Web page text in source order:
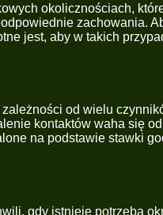
okolicznościach,
zachowania.
jest, aby w takich
od wielu
kontaktów waha się
na podstawie stawki
gdy istnieje potrzeba